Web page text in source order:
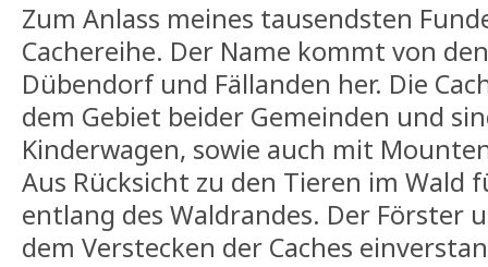
Zum Anlass meines tausendsten
Cachereihe. Der Name kommt von
Dübendorf und Fällanden her. Die
dem Gebiet beider Gemeinden und
Kinderwagen, sowie auch mit
Aus Rücksicht zu den Tieren im Wald
entlang des Waldrandes. Der Förster
dem Verstecken der Caches